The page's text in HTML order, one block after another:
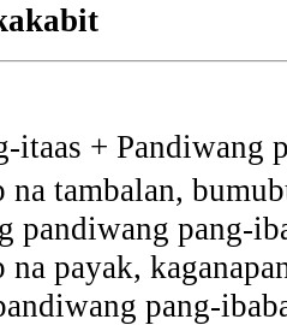
itaas + Pandiwang
na tambalan,
pandiwang pang-
na payak,
pang-